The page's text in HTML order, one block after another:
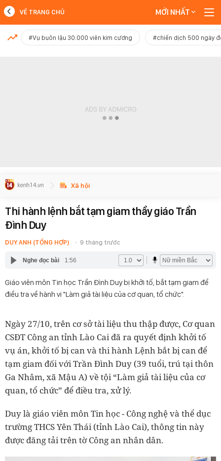
MỚI NHẤT
VỀ TRANG CHỦ MỚI NHẤT
#Vụ buôn lậu 30.000 viên kim cương #chiến dịch 500 ngày
Xã hội
Thi hành lệnh bắt tạm giam thầy giáo Trần
Đình Duy
DUY ANH (TỔNG HỢP) 9 tháng trước
Nghe đọc bài 1:56
Giáo viên môn Tin học Trần Đình Duy bị khởi tố, bắt tạm giam để
điều tra về hành vi "Làm giả tài liệu của cơ quan, tổ chức".
Ngày 27/10, trên cơ sở tài liệu thu thập được, Cơ quan
CSĐT Công an tỉnh Lào Cai đã ra quyết định khởi tố
vụ án, khởi tố bị can và thi hành Lệnh bắt bị can để
tạm giam đối với Trần Đình Duy (39 tuổi, trú tại thôn
Ga Nhâm, xã Mậu A) về tội “Làm giả tài liệu của cơ
quan, tổ chức” để điều tra, xử lý.
Duy là giáo viên môn Tin học - Công nghệ và thể dục
trường THCS Yên Thái (tỉnh Lào Cai), thông tin này
được đăng tải trên tờ Công an nhân dân.